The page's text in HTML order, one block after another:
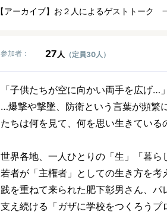
【アーカイブ】お２人によるゲストトーク
参加者： 27 人 （定員30人）
「子供たちが空に向かい両手を広げ
…爆撃や撃墜、防衛という言葉が頻繁
たちは何を見て、何を思い生きている
世界各地、一人ひとりの「生」「暮
若者が「主権者」としての生き方を
践を重ねて来られた肥下彰男さん、
支え続ける「ガザに学校をつくろう